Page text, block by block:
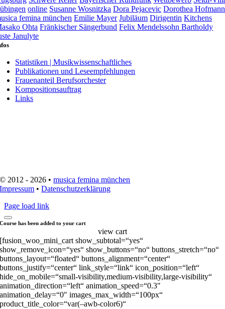
online Susanne Wosnitzka Dora Pejacevic Dorothea Hofmann
femina münchen Emilie Mayer Jubiläum Dirigentin Kitchens
Ohta Fränkischer Sängerbund Felix Mendelssohn Bartholdy
Janulyte
Statistiken | Musikwissenschaftliches
Publikationen und Leseempfehlungen
Frauenanteil Berufsorchester
Kompositionsauftrag
Links
© 2012 - 2026 •musica femina münchen
Impressum •Datenschutzerklärung
Page load link
Course has been added to your cart
view cart
[fusion_woo_mini_cart show_subtotal=“yes“
show_remove_icon=“yes“ show_buttons=“no“ buttons_stretch=“no“
buttons_layout=“floated“ buttons_alignment=“center“
buttons_justify=“center“ link_style=“link“ icon_position=“left“
hide_on_mobile=“small-visibility,medium-visibility,large-visibility“
animation_direction=“left“ animation_speed=“0.3″
animation_delay=“0″ images_max_width=“100px“
product_title_color=“var(–awb-color6)“